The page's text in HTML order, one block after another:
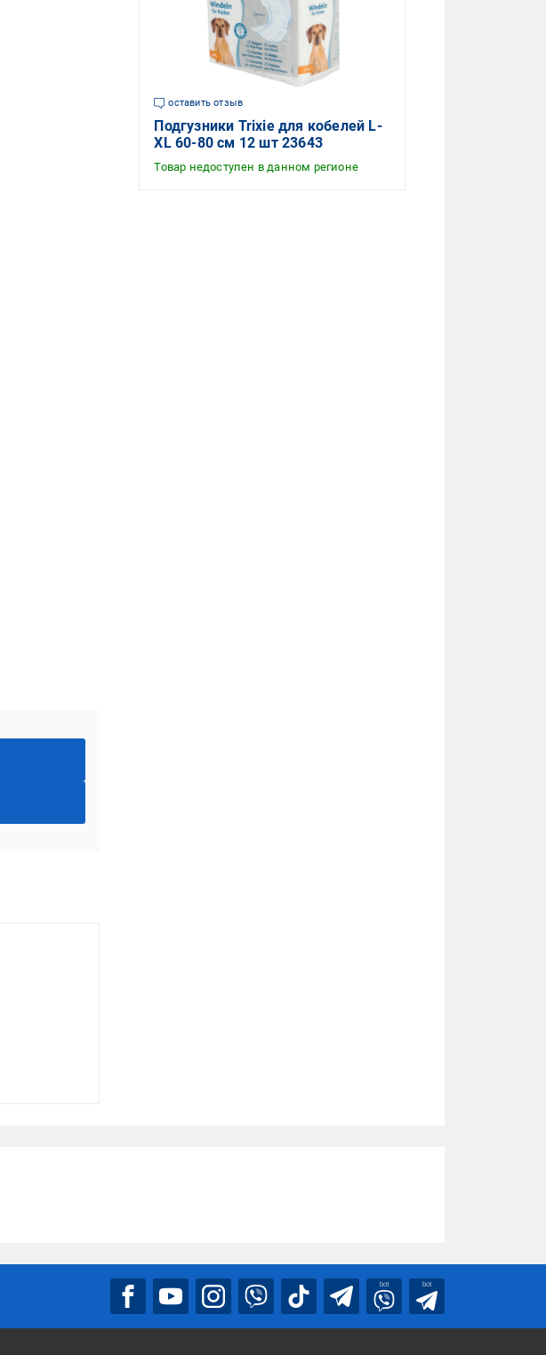
оставить отзыв
Подгузники Trixie для кобелей L-
XL 60-80 см 12 шт 23643
Товар недоступен в данном регионе
bot bot